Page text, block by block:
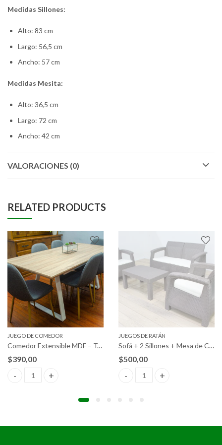
Medidas Sillones:
Alto: 83 cm
Largo: 56,5 cm
Ancho: 57 cm
Medidas Mesita:
Alto: 36,5 cm
Largo: 72 cm
Ancho: 42 cm
VALORACIONES (0)
RELATED PRODUCTS
+4 sillas acolchadas quantity
JUEGO DE COMEDOR
Comedor Extensible MDF – Tapizada
$390,00
Comedor Extensible MDF – Tapizada quantity
JUEGOS DE RATÁN
Sofá + 2 Sillones + Mesa de Centro CF. Muebles de Jardín y Terraza Ratán PE
$500,00
Sofá + 2 Sillones + Mesa de